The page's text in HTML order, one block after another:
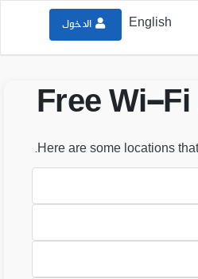
English الدخول
Free Wi-
Here are some locations